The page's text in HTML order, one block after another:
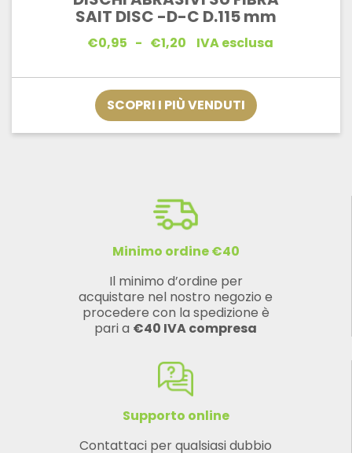
SAIT DISC -D-C D.115 mm
€0,95 - €1,20Fascia
da
€0,95
a
€1,20
IVA esclusa
SCOPRI I PIÙ VENDUTI
Minimo ordine €40
Il minimo d’ordine per
acquistare nel nostro negozio e
procedere con la spedizione è
pari a €40 IVA compresa
Supporto online
Contattaci per qualsiasi dubbio